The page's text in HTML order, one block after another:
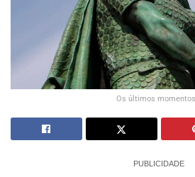
Os últimos
PUBLICIDADE